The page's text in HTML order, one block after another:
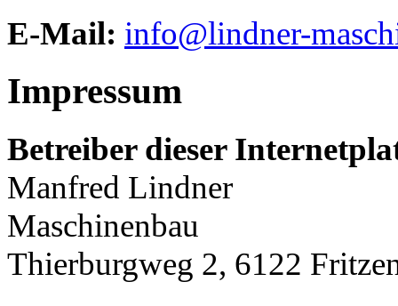
E-Mail: info@lindner-
Impressum
Betreiber dieser
Manfred Lindner
Maschinenbau
Thierburgweg 2, 6122